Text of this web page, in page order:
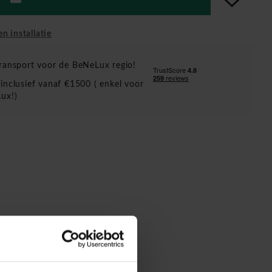
installatie
voor de BeNeLux regio!
vanaf €1500 ( enkel voor